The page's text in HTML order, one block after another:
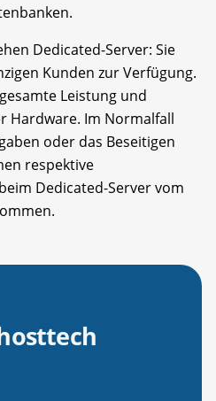
Dedicated-Server: Sie
Kunden zur Verfügung.
Leistung und
Hardware. Im Normalfall
oder das Beseitigen
respektive
Dedicated-Server vom